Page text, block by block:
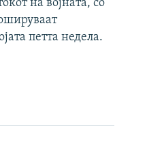
на војната, со
петта недела.